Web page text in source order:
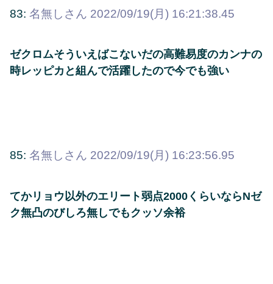
83: 名無しさん 2022/09/19(月) 16:21:38.45
ゼクロムそういえばこないだの高難易度のカンナの
時レッピカと組んで活躍したので今でも強い
85: 名無しさん 2022/09/19(月) 16:23:56.95
てかリョウ以外のエリート弱点2000くらいならNゼ
ク無凸のびしろ無しでもクッソ余裕